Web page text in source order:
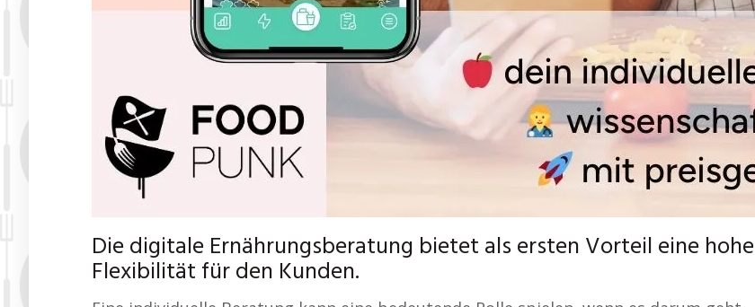
Die digitale Ernährungsberatung bietet als ersten Vorteil eine hohe
Flexibilität für den Kunden.